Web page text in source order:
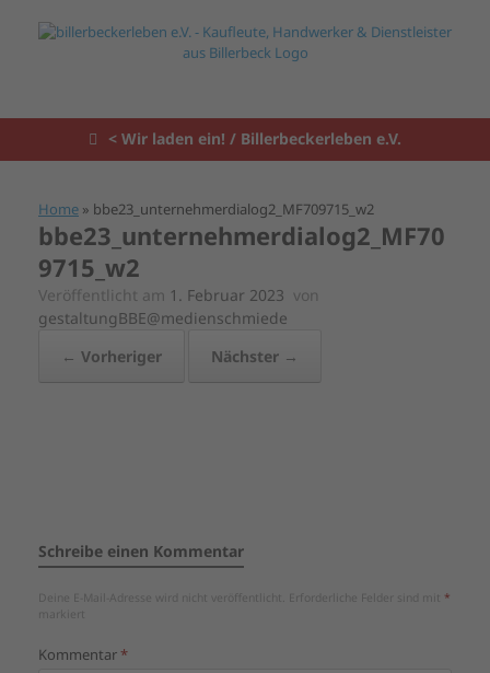
< Wir laden ein! / Billerbeckerleben e.V.
Home » bbe23_unternehmerdialog2_MF709715_w2
bbe23_unternehmerdialog2_MF70
9715_w2
Veröffentlicht am 1. Februar 2023 von
gestaltungBBE@medienschmiede
← Vorheriger
Nächster →
Schreibe einen Kommentar
Deine E-Mail-Adresse wird nicht veröffentlicht. Erforderliche Felder sind mit *
markiert
Kommentar*